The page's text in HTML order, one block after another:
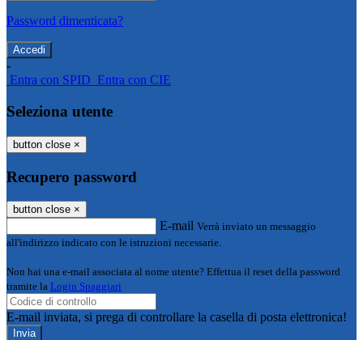
Password dimenticata?
-
Entra con SPID Entra con CIE
Seleziona utente
button close ×
Recupero password
button close ×
E-mail Verrà inviato un messaggio
all'indirizzo indicato con le istruzioni necessarie.
Non hai una e-mail associata al nome utente? Effettua il reset della password
tramite la Login Spaggiari
E-mail inviata, si prega di controllare la casella di posta elettronica!